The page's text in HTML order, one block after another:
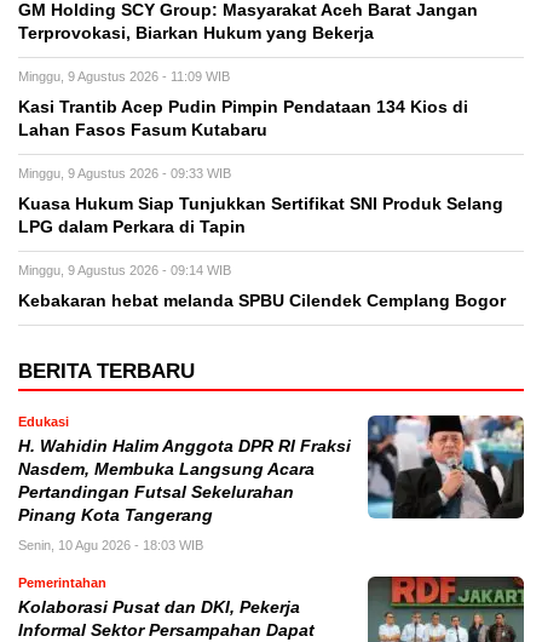
GM Holding SCY Group: Masyarakat Aceh Barat Jangan
Terprovokasi, Biarkan Hukum yang Bekerja
Minggu, 9 Agustus 2026 - 11:09 WIB
Kasi Trantib Acep Pudin Pimpin Pendataan 134 Kios di
Lahan Fasos Fasum Kutabaru
Minggu, 9 Agustus 2026 - 09:33 WIB
Kuasa Hukum Siap Tunjukkan Sertifikat SNI Produk Selang
LPG dalam Perkara di Tapin
Minggu, 9 Agustus 2026 - 09:14 WIB
Kebakaran hebat melanda SPBU Cilendek Cemplang Bogor
BERITA TERBARU
Edukasi
H. Wahidin Halim Anggota DPR RI Fraksi
Nasdem, Membuka Langsung Acara
Pertandingan Futsal Sekelurahan
Pinang Kota Tangerang
Senin, 10 Agu 2026 - 18:03 WIB
Pemerintahan
Kolaborasi Pusat dan DKI, Pekerja
Informal Sektor Persampahan Dapat